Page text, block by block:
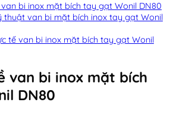
bi inox mặt bích tay gạt Wonil DN80
thuật van bi mặt bích inox tay gạt Wonil
tế van bi inox mặt bích tay gạt Wonil
van bi inox mặt bích
DN80